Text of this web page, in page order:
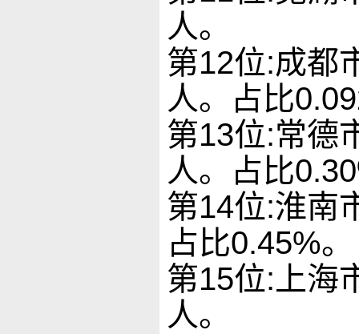
人。
第12位:成都
人。占比
第13位:常德
人。占比
第14位:淮南
占比0.45%。
第15位:上海
人。